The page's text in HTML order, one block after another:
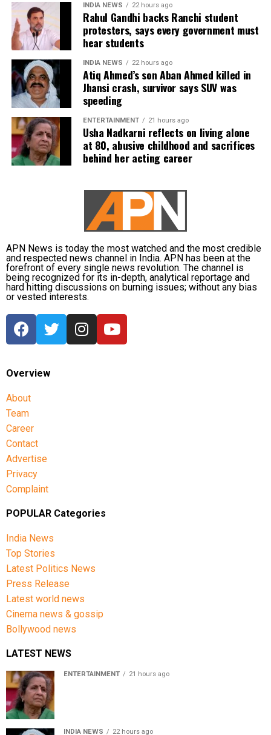
INDIA NEWS 22 hours ago
Rahul Gandhi backs Ranchi student
protesters, says every government must
hear students
INDIA NEWS 22 hours ago
Atiq Ahmed’s son Aban Ahmed killed in
Jhansi crash, survivor says SUV was
speeding
ENTERTAINMENT 21 hours ago
Usha Nadkarni reflects on living alone
at 80, abusive childhood and sacrifices
behind her acting career
APN News is today the most watched and the most credible
and respected news channel in India. APN has been at the
forefront of every single news revolution. The channel is
being recognized for its in-depth, analytical reportage and
hard hitting discussions on burning issues; without any bias
or vested interests.
Overview
About
Team
Career
Contact
Advertise
Privacy
Complaint
POPULAR Categories
India News
Top Stories
Latest Politics News
Press Release
Latest world news
Cinema news & gossip
Bollywood news
LATEST NEWS
ENTERTAINMENT 21 hours ago
INDIA NEWS 22 hours ago